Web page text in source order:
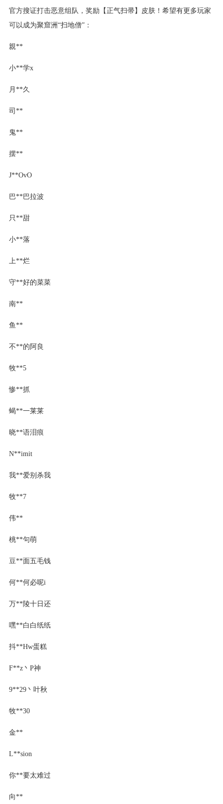
官方搜证打击恶意组队，奖励【正气扫帚】皮肤！希望有更多玩家
可以成为聚窟洲“扫地僧”：
親**
小**学x
月**久
司**
鬼**
摆**
J**OvO
巴**巴拉波
只**甜
小**落
上**烂
守**好的菜菜
南**
鱼**
不**的阿良
牧**5
惨**抓
蝎**一莱莱
晓**语泪痕
N**imit
我**爱别杀我
牧**7
伟**
桃**句萌
豆**面五毛钱
何**何必呢i
万**陵十日还
嘿**白白纸纸
抖**Hw蛋糕
F**z丶P神
9**29丶叶秋
牧**30
金**
L**sion
你**要太难过
向**